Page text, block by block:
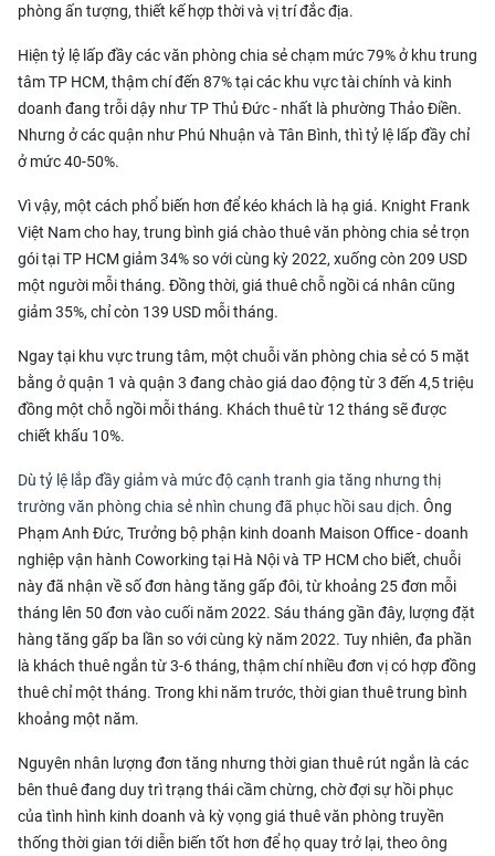
phòng ấn tượng, thiết kế hợp thời và vị trí đắc địa.
Hiện tỷ lệ lấp đầy các văn phòng chia sẻ chạm mức 79% ở khu trung
tâm TP HCM, thậm chí đến 87% tại các khu vực tài chính và kinh
doanh đang trỗi dậy như TP Thủ Đức - nhất là phường Thảo Điền.
Nhưng ở các quận như Phú Nhuận và Tân Bình, thì tỷ lệ lấp đầy chỉ
ở mức 40-50%.
Vì vậy, một cách phổ biến hơn để kéo khách là hạ giá. Knight Frank
Việt Nam cho hay, trung bình giá chào thuê văn phòng chia sẻ trọn
gói tại TP HCM giảm 34% so với cùng kỳ 2022, xuống còn 209 USD
một người mỗi tháng. Đồng thời, giá thuê chỗ ngồi cá nhân cũng
giảm 35%, chỉ còn 139 USD mỗi tháng.
Ngay tại khu vực trung tâm, một chuỗi văn phòng chia sẻ có 5 mặt
bằng ở quận 1 và quận 3 đang chào giá dao động từ 3 đến 4,5 triệu
đồng một chỗ ngồi mỗi tháng. Khách thuê từ 12 tháng sẽ được
chiết khấu 10%.
Dù tỷ lệ lắp đầy giảm và mức độ cạnh tranh gia tăng nhưng thị
trường văn phòng chia sẻ nhìn chung đã phục hồi sau dịch. Ông
Phạm Anh Đức, Trưởng bộ phận kinh doanh Maison Office - doanh
nghiệp vận hành Coworking tại Hà Nội và TP HCM cho biết, chuỗi
này đã nhận về số đơn hàng tăng gấp đôi, từ khoảng 25 đơn mỗi
tháng lên 50 đơn vào cuối năm 2022. Sáu tháng gần đây, lượng đặt
hàng tăng gấp ba lần so với cùng kỳ năm 2022. Tuy nhiên, đa phần
là khách thuê ngắn từ 3-6 tháng, thậm chí nhiều đơn vị có hợp đồng
thuê chỉ một tháng. Trong khi năm trước, thời gian thuê trung bình
khoảng một năm.
Nguyên nhân lượng đơn tăng nhưng thời gian thuê rút ngắn là các
bên thuê đang duy trì trạng thái cầm chừng, chờ đợi sự hồi phục
của tình hình kinh doanh và kỳ vọng giá thuê văn phòng truyền
thống thời gian tới diễn biến tốt hơn để họ quay trở lại, theo ông